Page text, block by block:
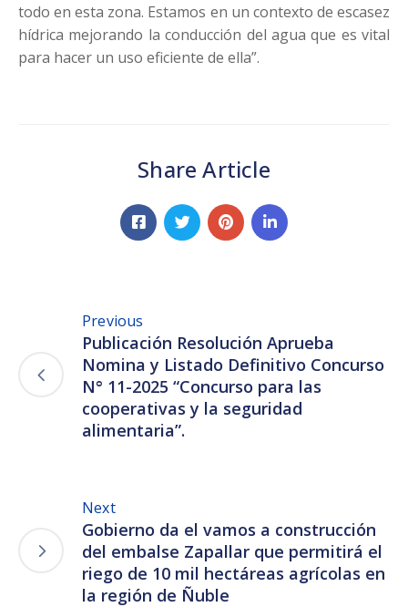
todo en esta zona. Estamos en un contexto de escasez
hídrica mejorando la conducción del agua que es vital
para hacer un uso eficiente de ella”.
Share Article
Previous
Publicación Resolución Aprueba
Nomina y Listado Definitivo Concurso
N° 11-2025 “Concurso para las
cooperativas y la seguridad
alimentaria”.
Next
Gobierno da el vamos a construcción
del embalse Zapallar que permitirá el
riego de 10 mil hectáreas agrícolas en
la región de Ñuble